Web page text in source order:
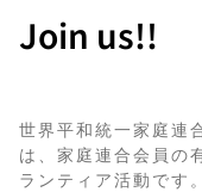
Join us!!
世界平和統一家庭連
は、家庭連合会員の
ランティア活動です。